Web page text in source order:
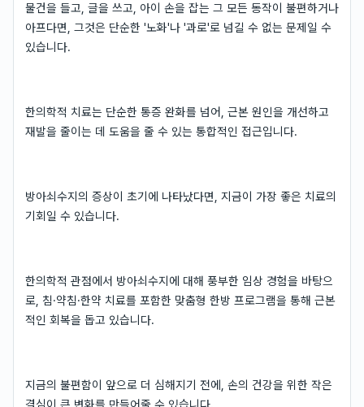
물건을 들고, 글을 쓰고, 아이 손을 잡는 그 모든 동작이 불편하거나
아프다면, 그것은 단순한 '노화'나 '과로'로 넘길 수 없는 문제일 수
있습니다.
한의학적 치료는 단순한 통증 완화를 넘어, 근본 원인을 개선하고
재발을 줄이는 데 도움을 줄 수 있는 통합적인 접근입니다.
방아쇠수지의 증상이 초기에 나타났다면, 지금이 가장 좋은 치료의
기회일 수 있습니다.
한의학적 관점에서 방아쇠수지에 대해 풍부한 임상 경험을 바탕으
로, 침·약침·한약 치료를 포함한 맞춤형 한방 프로그램을 통해 근본
적인 회복을 돕고 있습니다.
지금의 불편함이 앞으로 더 심해지기 전에, 손의 건강을 위한 작은
결심이 큰 변화를 만들어줄 수 있습니다.